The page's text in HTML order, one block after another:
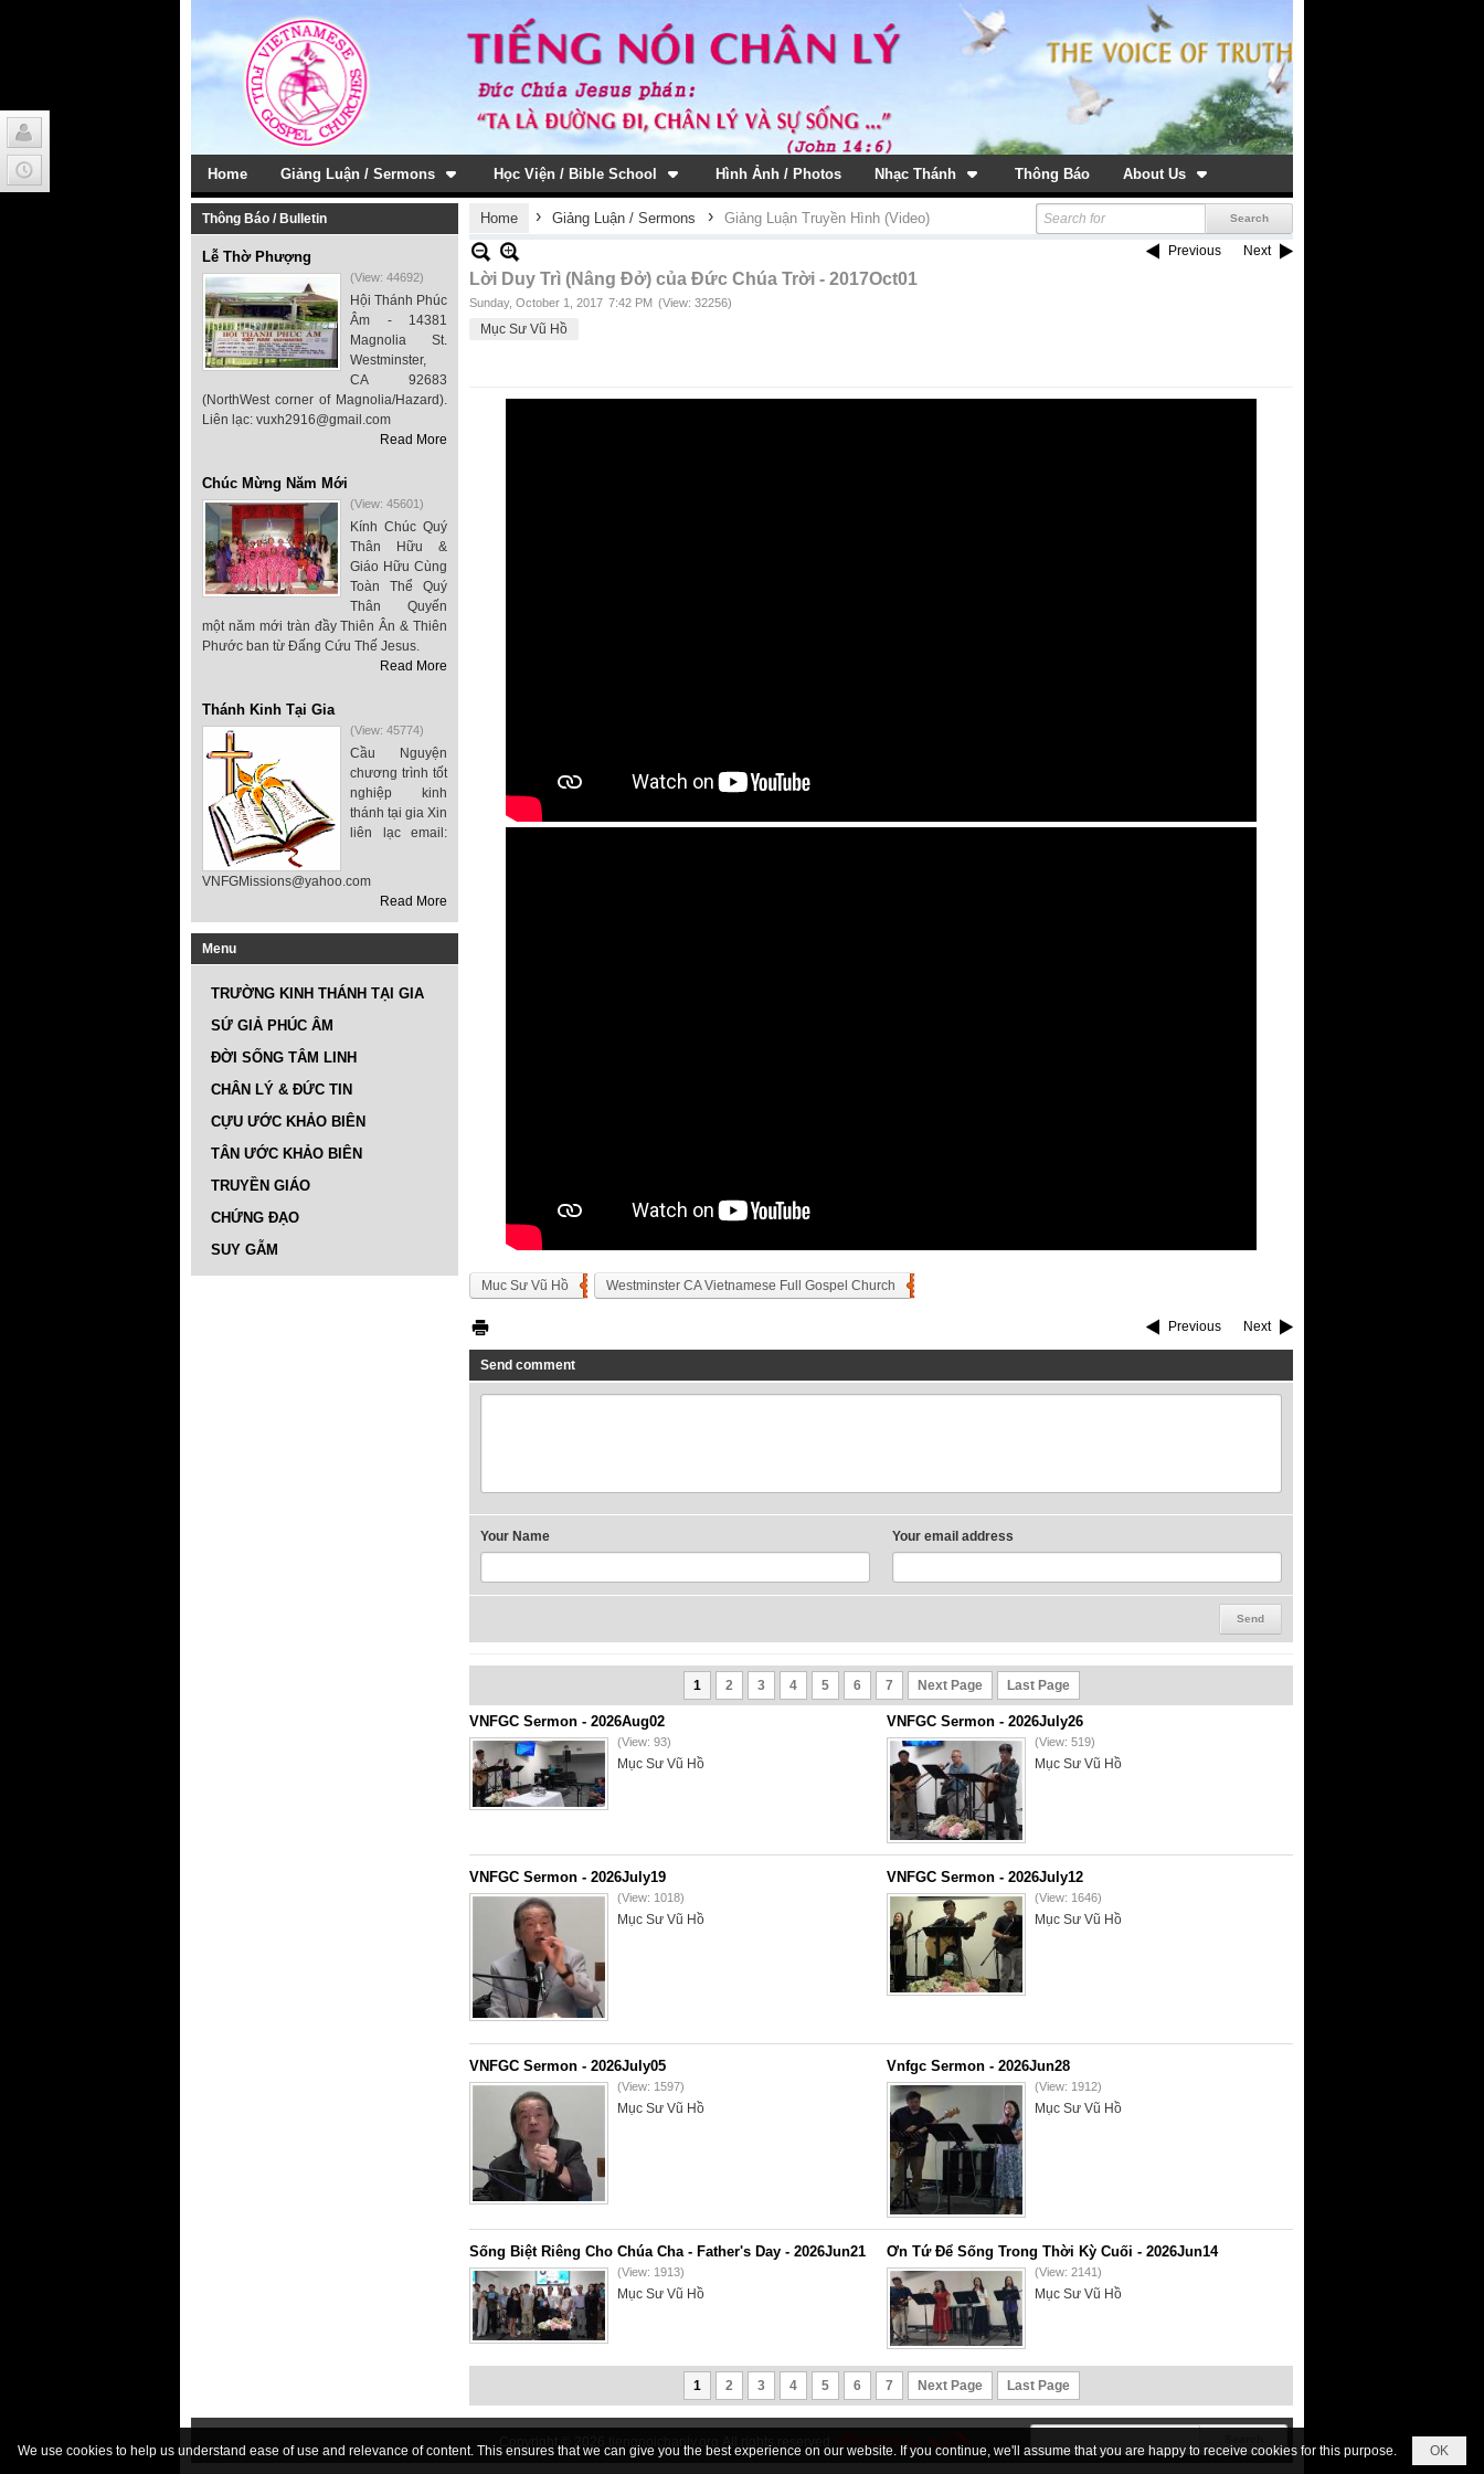
Home Giảng Luận / Sermons Học Viện / Bible School Hình Ảnh / Photos Nhạc Thánh Thông Báo About Us
Thông Báo / Bulletin
Lễ Thờ Phượng
(View: 44692)
Hội Thánh Phúc
Âm - 14381
Magnolia St.
Westminster,
CA 92683
(NorthWest corner of Magnolia/Hazard).
Liên lạc: vuxh2916@gmail.com
Read More
Chúc Mừng Năm Mới
(View: 45601)
Kính Chúc Quý
Thân Hữu &
Giáo Hữu Cùng
Toàn Thể Quý
Thân Quyến
một năm mới tràn đầy Thiên Ân & Thiên
Phước ban từ Đấng Cứu Thế Jesus.
Read More
Thánh Kinh Tại Gia
(View: 45774)
Cầu Nguyện
chương trình tốt
nghiệp kinh
thánh tại gia Xin
liên lạc email:
VNFGMissions@yahoo.com
Read More
Menu
TRƯỜNG KINH THÁNH TẠI GIA
SỨ GIẢ PHÚC ÂM
ĐỜI SỐNG TÂM LINH
CHÂN LÝ & ĐỨC TIN
CỰU ƯỚC KHẢO BIÊN
TÂN ƯỚC KHẢO BIÊN
TRUYỀN GIÁO
CHỨNG ĐẠO
SUY GẪM
Home › Giảng Luận / Sermons › Giảng Luận Truyền Hình (Video)
Previous Next
Lời Duy Trì (Nâng Đở) của Đức Chúa Trời - 2017Oct01
Sunday, October 1, 2017 7:42 PM (View: 32256)
Mục Sư Vũ Hồ
Muc Sư Vũ Hồ Westminster CA Vietnamese Full Gospel Church
Previous Next
Send comment
Your Name Your email address
1 2 3 4 5 6 7 Next Page Last Page
VNFGC Sermon - 2026Aug02
(View: 93)
Mục Sư Vũ Hồ
VNFGC Sermon - 2026July26
(View: 519)
Mục Sư Vũ Hồ
VNFGC Sermon - 2026July19
(View: 1018)
Mục Sư Vũ Hồ
VNFGC Sermon - 2026July12
(View: 1646)
Mục Sư Vũ Hồ
VNFGC Sermon - 2026July05
(View: 1597)
Mục Sư Vũ Hồ
Vnfgc Sermon - 2026Jun28
(View: 1912)
Mục Sư Vũ Hồ
Sống Biệt Riêng Cho Chúa Cha - Father's Day - 2026Jun21
(View: 1913)
Mục Sư Vũ Hồ
Ơn Tứ Để Sống Trong Thời Kỳ Cuối - 2026Jun14
(View: 2141)
Mục Sư Vũ Hồ
1 2 3 4 5 6 7 Next Page Last Page
Copyright © 2026 tiengnoichanly.org All rights reserved
OK
We use cookies to help us understand ease of use and relevance of content. This ensures that we can give you the best experience on our website. If you continue, we'll assume that you are happy to receive cookies for this purpose.